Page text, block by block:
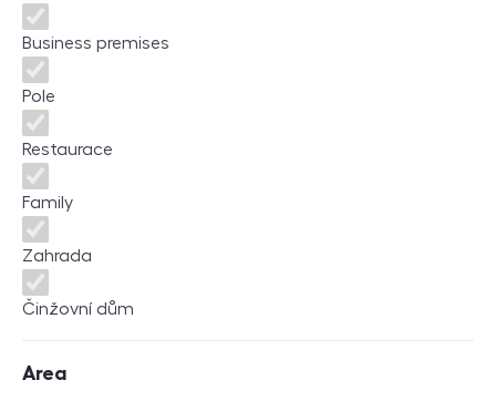
Business premises
Pole
Restaurace
Family
Zahrada
Činžovní dům
Area